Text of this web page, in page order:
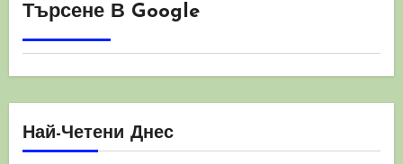
Търсене В Google
Най-Четени Днес